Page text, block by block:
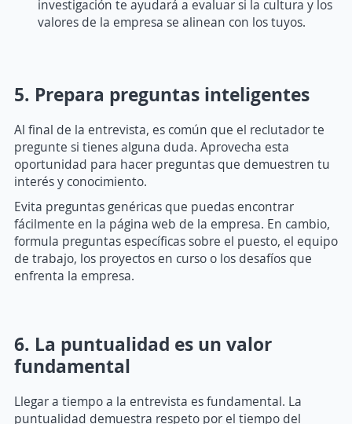
investigación te ayudará a evaluar si la cultura y los
valores de la empresa se alinean con los tuyos.
5. Prepara preguntas inteligentes
Al final de la entrevista, es común que el reclutador te
pregunte si tienes alguna duda. Aprovecha esta
oportunidad para hacer preguntas que demuestren tu
interés y conocimiento.
Evita preguntas genéricas que puedas encontrar
fácilmente en la página web de la empresa. En cambio,
formula preguntas específicas sobre el puesto, el equipo
de trabajo, los proyectos en curso o los desafíos que
enfrenta la empresa.
6. La puntualidad es un valor
fundamental
Llegar a tiempo a la entrevista es fundamental. La
puntualidad demuestra respeto por el tiempo del